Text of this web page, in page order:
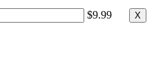
$9.99 X